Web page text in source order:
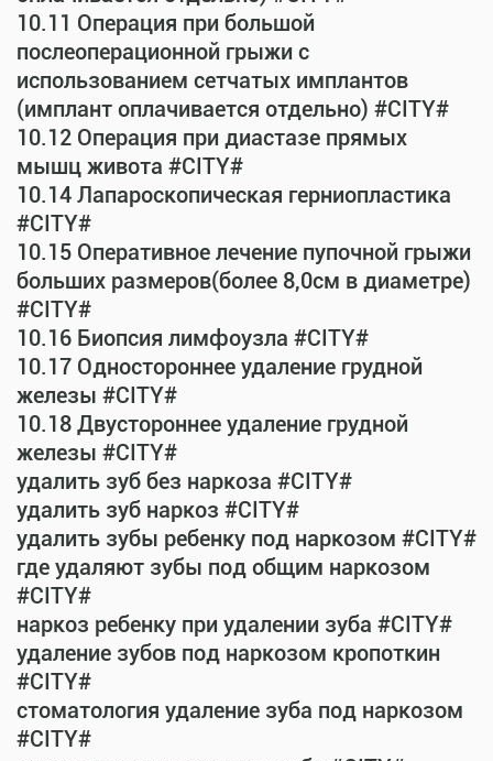
10.11 Операция при большой
послеоперационной грыжи с
использованием сетчатых имплантов
(имплант оплачивается отдельно) #CITY#
10.12 Операция при диастазе прямых
мышц живота #CITY#
10.14 Лапароскопическая герниопластика
#CITY#
10.15 Оперативное лечение пупочной грыжи
больших размеров(более 8,0см в диаметре)
#CITY#
10.16 Биопсия лимфоузла #CITY#
10.17 Одностороннее удаление грудной
железы #CITY#
10.18 Двустороннее удаление грудной
железы #CITY#
удалить зуб без наркоза #CITY#
удалить зуб наркоз #CITY#
удалить зубы ребенку под наркозом #CITY#
где удаляют зубы под общим наркозом
#CITY#
наркоз ребенку при удалении зуба #CITY#
удаление зубов под наркозом кропоткин
#CITY#
стоматология удаление зуба под наркозом
#CITY#